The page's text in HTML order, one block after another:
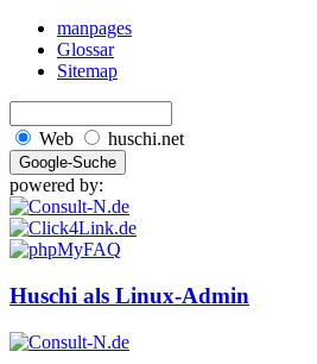
manpages
Glossar
Sitemap
Web huschi.net
powered by:
Huschi als Linux-Admin